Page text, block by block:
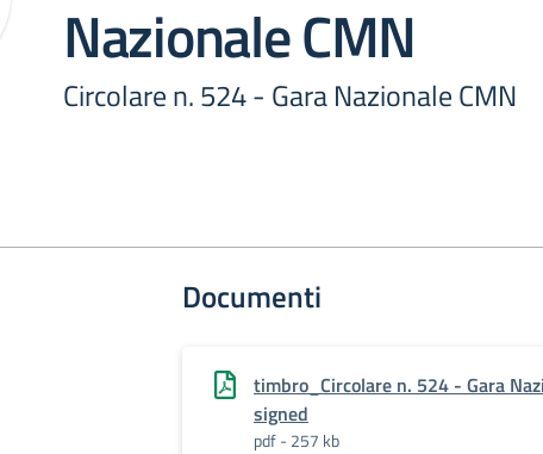
Nazionale CMN
Circolare n. 524 - Gara Nazionale CMN
Documenti
timbro_Circolare n. 524 - Gara
signed
pdf - 257 kb